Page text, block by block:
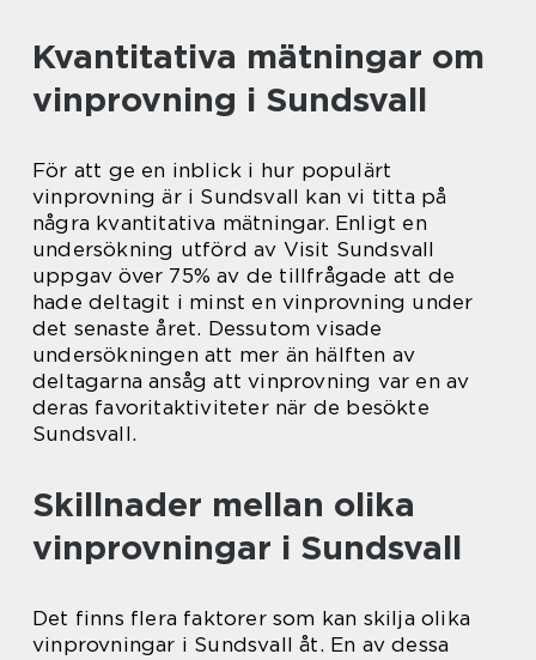
Kvantitativa mätningar om
vinprovning i Sundsvall
För att ge en inblick i hur populärt
vinprovning är i Sundsvall kan vi titta på
några kvantitativa mätningar. Enligt en
undersökning utförd av Visit Sundsvall
uppgav över 75% av de tillfrågade att de
hade deltagit i minst en vinprovning under
det senaste året. Dessutom visade
undersökningen att mer än hälften av
deltagarna ansåg att vinprovning var en av
deras favoritaktiviteter när de besökte
Sundsvall.
Skillnader mellan olika
vinprovningar i Sundsvall
Det finns flera faktorer som kan skilja olika
vinprovningar i Sundsvall åt. En av dessa